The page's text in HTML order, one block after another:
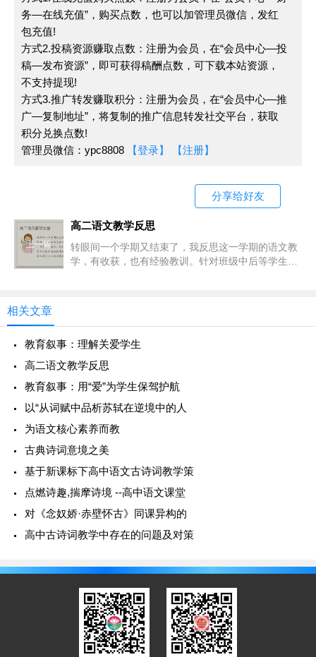
务—在线充值”，购买点数，也可以加管理员微信，发红
包充值!
方式2.投稿资源赚取点数：注册为会员，在“会员中心—投
稿—发布资源”，即可获得稿酬点数，可下载本站资源，
不支持提现!
方式3.推广转发赚取积分：注册为会员，在“会员中心—推
广—复制地址”，将复制的推广信息转发社交平台，获取
积分兑换点数!
管理员微信：ypc8808
【登录】 【注册】
分享给好友
上一篇
高二语文教学反思
转眼间一个学期又结束了，我反思这一学期的语文教
学，有收获，也有经验教训。针对班级中后等学生较
相关文章
教育叙事：理解关爱学生
高二语文教学反思
教育叙事：用“爱”为学生保驾护航
以“从词赋中品析苏轼在逆境中的人
为语文核心素养而教
古典诗词意境之美
基于新课标下高中语文古诗词教学策
点燃诗趣,揣摩诗境 --高中语文课堂
对《念奴娇·赤壁怀古》同课异构的
高中古诗词教学中存在的问题及对策